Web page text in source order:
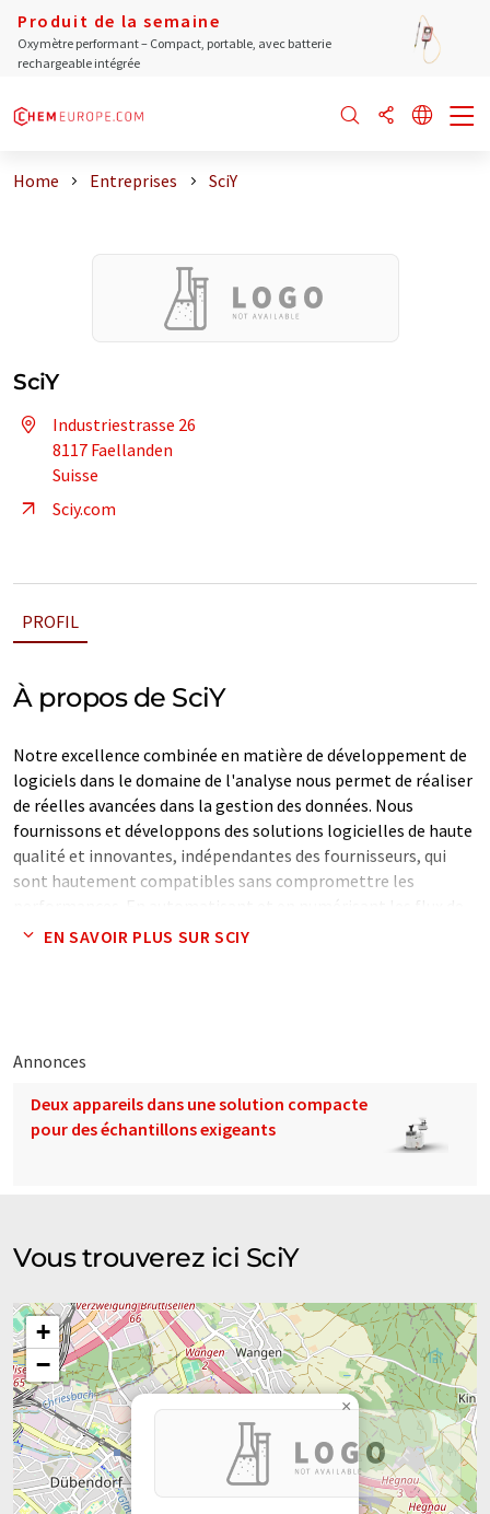
Produit de la semaine
Oxymètre performant – Compact, portable, avec batterie
rechargeable intégrée
Home Entreprises SciY
SciY
Industriestrasse 26
8117 Faellanden
Suisse
Sciy.com
PROFIL
À propos de SciY
Notre excellence combinée en matière de développement de
logiciels dans le domaine de l'analyse nous permet de réaliser
de réelles avancées dans la gestion des données. Nous
fournissons et développons des solutions logicielles de haute
qualité et innovantes, indépendantes des fournisseurs, qui
sont hautement compatibles sans compromettre les
travail pour la génération, l'analyse et l'utilisation des
informatique sans intervention humaine. LUMITOS propose
ces traductions automatiques pour présenter un plus large
éventail de présentations d'entreprise. Comme cet article a été
EN SAVOIR PLUS SUR SCIY
Annonces
Deux appareils dans une solution compacte
pour des échantillons exigeants
Vous trouverez ici SciY
×
+
−